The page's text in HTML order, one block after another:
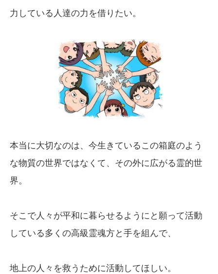
力している人達の力を借りたい。
本当に大切なのは、今生きているこの箱庭のよう
な物質の世界ではなくて、その外に広がる霊的世
界。
そこで人々が平和に暮らせるようにと願って活動
している多くの高級霊魂方と手を組んで、
地上の人々を救うために活動してほしい。